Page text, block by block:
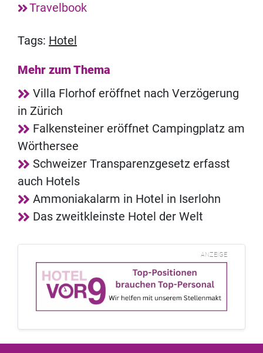
Travelbook
Tags: Hotel
Mehr zum Thema
Villa Florhof eröffnet nach Verzögerung
in Zürich
Falkensteiner eröffnet Campingplatz am
Wörthersee
Schweizer Transparenzgesetz erfasst
auch Hotels
Ammoniakalarm in Hotel in Iserlohn
Das zweitkleinste Hotel der Welt
ANZEIGE